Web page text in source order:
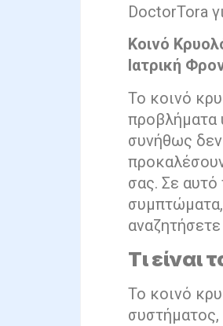
DoctorTora
Κοινό
Ιατρική
Το κοινό
προβλήματα
συνήθως
σας. Σε
συμπτώματα,
Τι είναι
Το κοινό
συστήματος,